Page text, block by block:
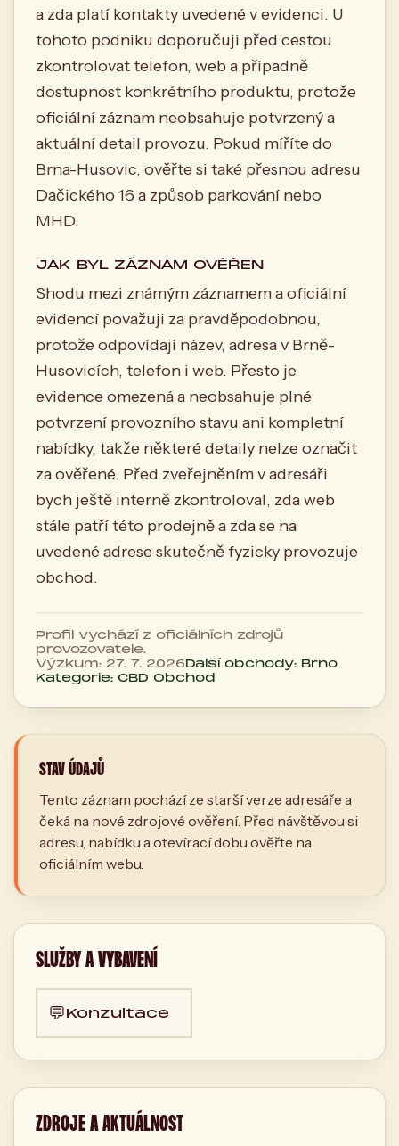
a zda platí kontakty uvedené v evidenci. U
tohoto podniku doporučuji před cestou
zkontrolovat telefon, web a případně
dostupnost konkrétního produktu, protože
oficiální záznam neobsahuje potvrzený a
aktuální detail provozu. Pokud míříte do
Brna-Husovic, ověřte si také přesnou adresu
Dačického 16 a způsob parkování nebo
MHD.
JAK BYL ZÁZNAM OVĚŘEN
Shodu mezi známým záznamem a oficiální
evidencí považuji za pravděpodobnou,
protože odpovídají název, adresa v Brně-
Husovicích, telefon i web. Přesto je
evidence omezená a neobsahuje plné
potvrzení provozního stavu ani kompletní
nabídky, takže některé detaily nelze označit
za ověřené. Před zveřejněním v adresáři
bych ještě interně zkontroloval, zda web
stále patří této prodejně a zda se na
uvedené adrese skutečně fyzicky provozuje
obchod.
Profil vychází z oficiálních zdrojů
provozovatele.
Výzkum: 27. 7. 2026Další obchody: Brno
Kategorie: CBD Obchod
STAV ÚDAJŮ
Tento záznam pochází ze starší verze adresáře a
čeká na nové zdrojové ověření. Před návštěvou si
adresu, nabídku a otevírací dobu ověřte na
oficiálním webu.
SLUŽBY A VYBAVENÍ
💬Konzultace
ZDROJE A AKTUÁLNOST